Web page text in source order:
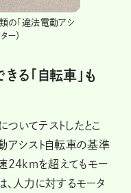
の「違法電動アシ
ー）
る「自転車」も
いてテストしたとこ
アシスト自転車の基準
24kmを超えてもモー
、人力に対するモータ